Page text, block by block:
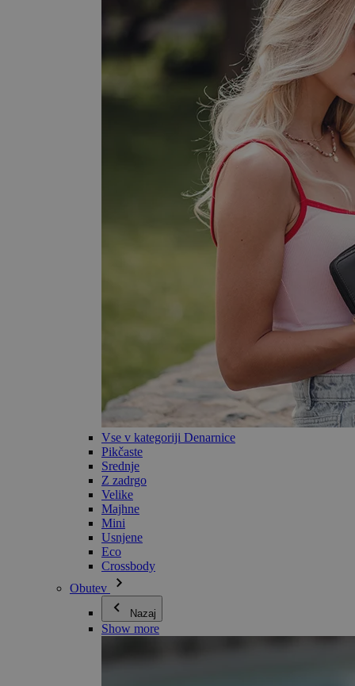
Vse v kategoriji Denarnice
Pikčaste
Srednje
Z zadrgo
Velike
Majhne
Mini
Usnjene
Eco
Crossbody
Obutev
Nazaj
Show more